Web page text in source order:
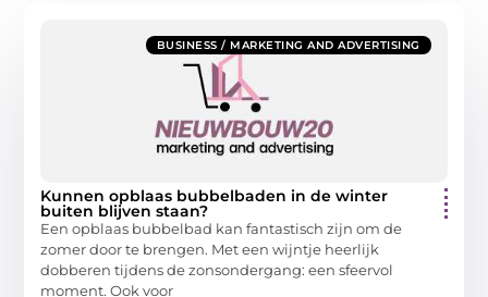
BUSINESS / MARKETING AND ADVERTISING
Kunnen opblaas bubbelbaden in de winter
buiten blijven staan?
Een opblaas bubbelbad kan fantastisch zijn om de
zomer door te brengen. Met een wijntje heerlijk
dobberen tijdens de zonsondergang: een sfeervol
moment. Ook voor